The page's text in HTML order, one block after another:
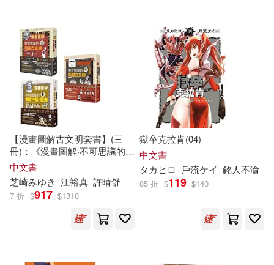
寵物生活(545) 玲廊滿藝(35)
故宮精品(8)
電子書閱讀器(39)
電子書(4043) 禮物卡(25)
有聲書(242)
故宮博物院(71)
本書編寫組(64) 胡妙芬(61)
郭豫斌(58)
目川文化編輯小組(57)
Io Kaziwara(53)
社會科學文獻出版社(693)
Naxos(689)
機械工業出版社(661)
遠流(557)
中國人民大學出版社(511)
商務印書館(481)
可海外宅配(61993)
可港澳店取(56914)
可新加坡店取(55201)
可菲律賓店取(57710)
【漫畫圖解古文明套書】(三
冊)：《漫畫圖解‧不可思議的埃
及古文明》、《漫畫圖解‧不可
思議的希臘神話‧歷史》、《漫
畫圖解‧不可思議的馬雅古文明
(還有阿茲特克)》
中文書
芝崎みゆき 江裕真 許晴舒
7 折 $917 $1310
獄卒克拉肯(04)
中文書
タカヒロ 戶流ケイ 銘人不渝
85 折 $119 $140